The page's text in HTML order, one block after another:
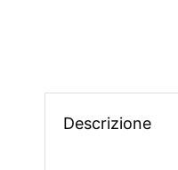
Descrizione